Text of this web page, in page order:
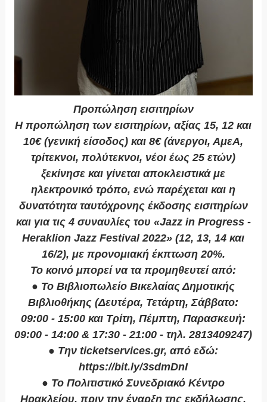
Προπώληση εισιτηρίων
Η προπώληση των εισιτηρίων, αξίας 15, 12 και
10€ (γενική είσοδος) και 8€ (άνεργοι, ΑμεΑ,
τρίτεκνοι, πολύτεκνοι, νέοι έως 25 ετών)
ξεκίνησε και γίνεται αποκλειστικά με
ηλεκτρονικό τρόπο, ενώ παρέχεται και η
δυνατότητα ταυτόχρονης έκδοσης εισιτηρίων
και για τις 4 συναυλίες του «Jazz in Progress -
Heraklion Jazz Festival 2022» (12, 13, 14 και
16/2), με προνομιακή έκπτωση 20%.
Το κοινό μπορεί να τα προμηθευτεί από:
● Το Βιβλιοπωλείο Βικελαίας Δημοτικής
Βιβλιοθήκης (Δευτέρα, Τετάρτη, Σάββατο:
09:00 - 15:00 και Τρίτη, Πέμπτη, Παρασκευή:
09:00 - 14:00 & 17:30 - 21:00 - τηλ. 2813409247)
● Την ticketservices.gr, από εδώ:
https://bit.ly/3sdmDnI
● Το Πολιτιστικό Συνεδριακό Κέντρο
Ηρακλείου, πριν την έναρξη της εκδήλωσης,